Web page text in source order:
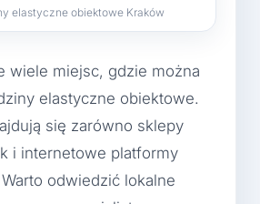
elastyczne obiektowe Kraków
wiele miejsc, gdzie można
elastyczne obiektowe.
się zarówno sklepy
i internetowe platformy
odwiedzić lokalne